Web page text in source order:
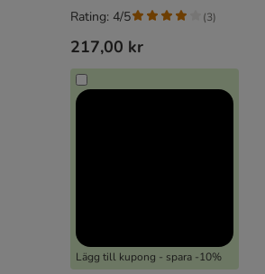
217,00 kr
Lägg till kupong - spara -10%
Rating: 4/5 (3)